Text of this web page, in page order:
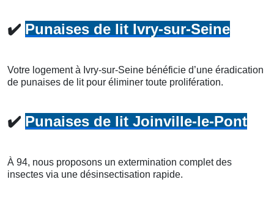
✔️ Punaises de lit Ivry-sur-Seine
Votre logement à Ivry-sur-Seine bénéficie d’une éradication
de punaises de lit pour éliminer toute prolifération.
✔️ Punaises de lit Joinville-le-Pont
À 94, nous proposons un extermination complet des
insectes via une désinsectisation rapide.